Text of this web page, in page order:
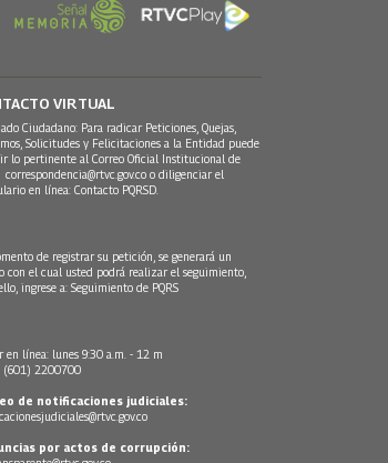
VIRTUAL
Ciudadano: Para radicar Peticiones, Quejas,
Solicitudes y Felicitaciones a la Entidad puede
lo pertinente al Correo Oficial Institucional de
correspondencia@rtvc.gov.co o diligenciar el
en línea: Contacto PQRSD.
de registrar su petición, se generará un
con el cual usted podrá realizar el seguimiento,
ingrese a: Seguimiento de PQRS
en línea: lunes 9:30 a.m. - 12 m
(601) 2200700
de notificaciones judiciales:
por actos de corrupción: